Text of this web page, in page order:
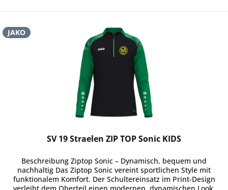
JAKO
SV 19 Straelen ZIP TOP Sonic KIDS
Beschreibung Ziptop Sonic – Dynamisch, bequem und
nachhaltig Das Ziptop Sonic vereint sportlichen Style mit
funktionalem Komfort. Der Schultereinsatz im Print-Design